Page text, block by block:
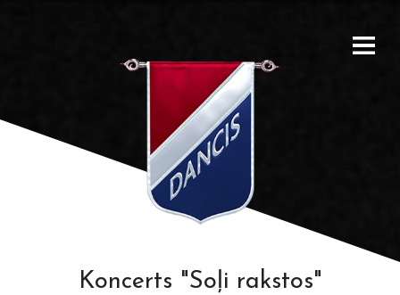
Koncerts "Soļi rakstos"